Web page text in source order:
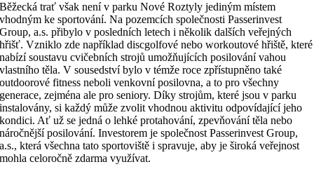
Běžecká trať však není v parku Nové Roztyly jediným místem
vhodným ke sportování. Na pozemcích společnosti Passerinvest
Group, a.s. přibylo v posledních letech i několik dalších veřejných
hřišť. Vzniklo zde například discgolfové nebo workoutové hřiště, které
nabízí soustavu cvičebních strojů umožňujících posilování vahou
vlastního těla. V sousedství bylo v témže roce zpřístupněno také
outdoorové fitness neboli venkovní posilovna, a to pro všechny
generace, zejména ale pro seniory. Díky strojům, které jsou v parku
instalovány, si každý může zvolit vhodnou aktivitu odpovídající jeho
kondici. Ať už se jedná o lehké protahování, zpevňování těla nebo
náročnější posilování. Investorem je společnost Passerinvest Group,
a.s., která všechna tato sportoviště i spravuje, aby je široká veřejnost
mohla celoročně zdarma využívat.